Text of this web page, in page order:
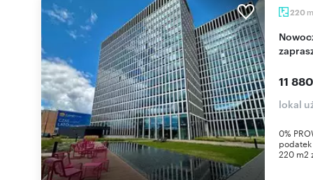
220 m
Nowoczesny 220 m² biurowiec w Katowicach -
11
lokal
0%
220 m2